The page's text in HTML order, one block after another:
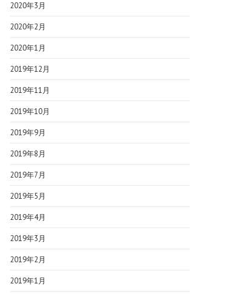
2020年3月
2020年2月
2020年1月
2019年12月
2019年11月
2019年10月
2019年9月
2019年8月
2019年7月
2019年5月
2019年4月
2019年3月
2019年2月
2019年1月